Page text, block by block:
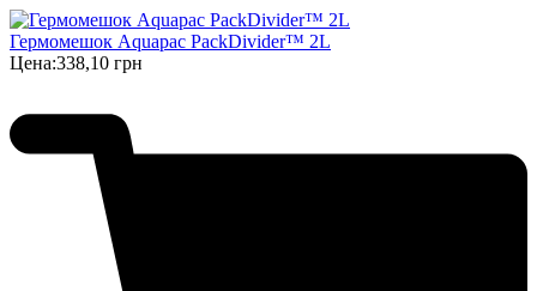
Гермомешок Aquapac PackDivider™ 2L
Цена:338,10 грн